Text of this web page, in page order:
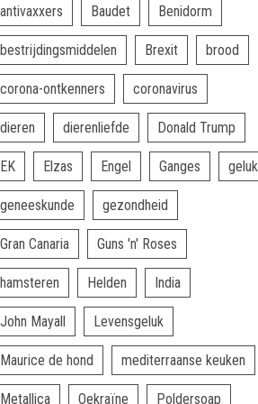
antivaxxers Baudet Benidorm
bestrijdingsmiddelen Brexit brood
corona-ontkenners coronavirus
dieren dierenliefde Donald Trump
EK Elzas Engel Ganges geluk
geneeskunde gezondheid
Gran Canaria Guns 'n' Roses
hamsteren Helden India
John Mayall Levensgeluk
Maurice de hond mediterraanse keuken
Metallica Oekraïne Poldersoap